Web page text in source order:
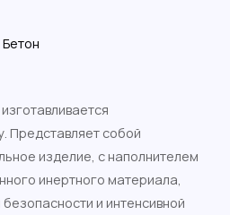
Бетон
Представляет собой
изделие, с наполнителем
инертного материала,
и интенсивной